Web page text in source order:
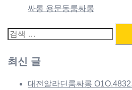
싸롱 용문동룸싸롱
검
최신 글
대전알라딘룸싸롱